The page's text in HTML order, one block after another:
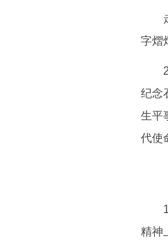
走
字熠
纪念
生平
代使
精神